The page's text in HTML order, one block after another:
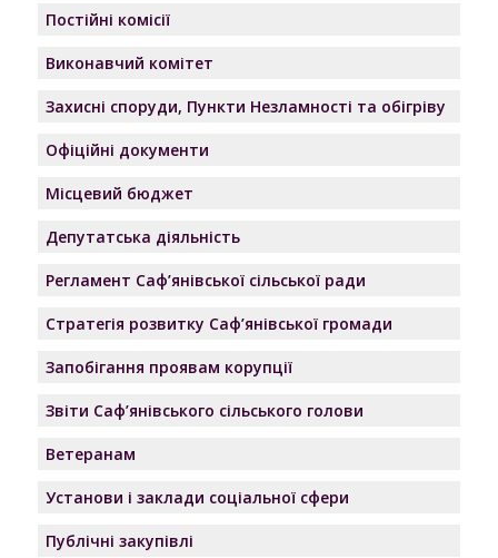
Постійні комісії
Виконавчий комітет
Захисні споруди, Пункти Незламності та обігріву
Офіційні документи
Місцевий бюджет
Депутатська діяльність
Регламент Саф’янівської сільської ради
Стратегія розвитку Саф’янівської громади
Запобігання проявам корупції
Звіти Саф’янівського сільського голови
Ветеранам
Установи і заклади соціальної сфери
Публічні закупівлі